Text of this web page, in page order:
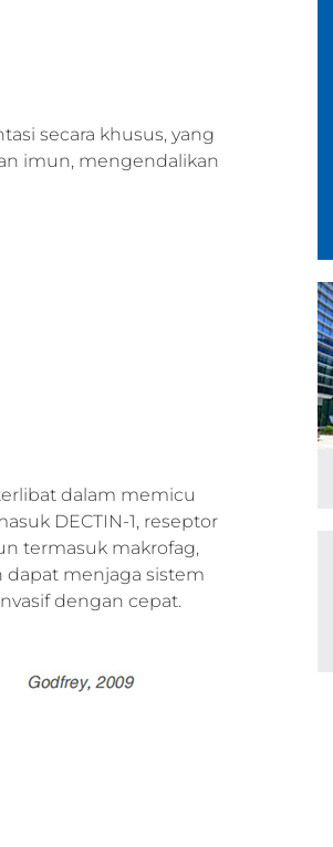
secara khusus, yang
imun, mengendalikan
dalam memicu
DECTIN-1, reseptor
termasuk makrofag,
menjaga sistem
dengan cepat.